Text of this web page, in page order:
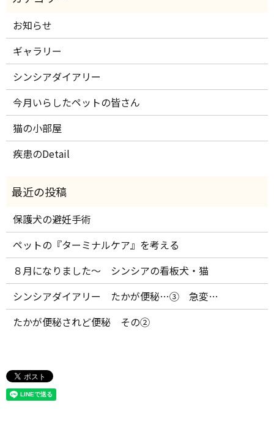
お知らせ
ギャラリー
シンシアダイアリー
今月いらしたペットの皆さん
猫の小部屋
疾患のDetail
保護犬の避妊手術
ペットの『ターミナルケア』を考える
８月になりました～ シンシアの看板犬・猫
シンシアダイアリー たかが便秘…③ 急変…
たかが便秘されど便秘 その②